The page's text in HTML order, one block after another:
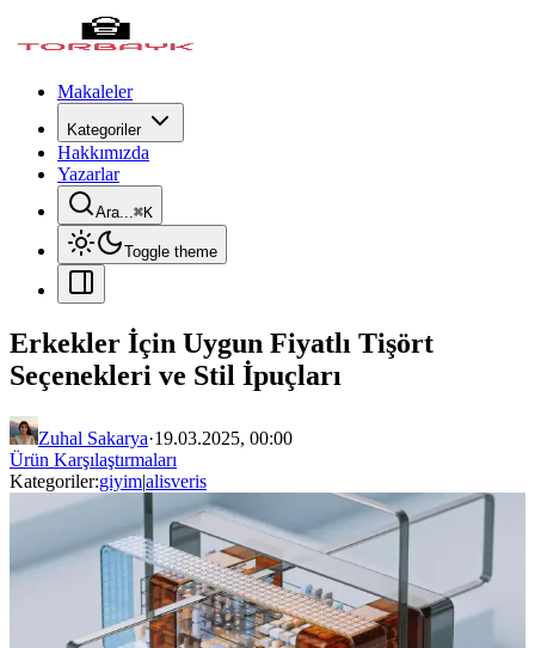
Makaleler
Kategoriler
Hakkımızda
Yazarlar
Ara...⌘K
Toggle theme
Erkekler İçin Uygun Fiyatlı Tişört
Seçenekleri ve Stil İpuçları
Zuhal Sakarya·19.03.2025, 00:00
Ürün Karşılaştırmaları
Kategoriler:giyim|alisveris